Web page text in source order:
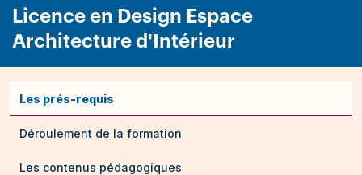
Fil d'Ariane
Licence en Design Espace
Architecture d'Intérieur
Les prés-requis
Déroulement de la formation
Les contenus pédagogiques